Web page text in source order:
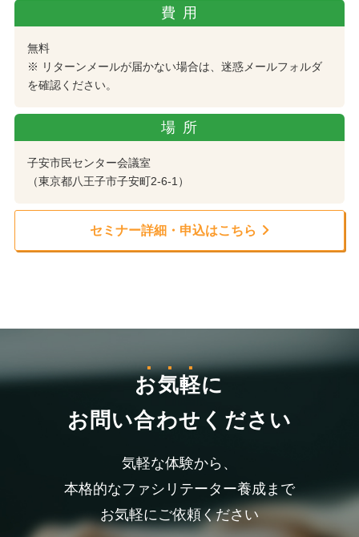
費用
無料
※ リターンメールが届かない場合は、迷惑メールフォルダ
を確認ください。
場所
子安市民センター会議室
（東京都八王子市子安町2-6-1）
セミナー詳細・申込はこちら
お気軽に
お問い合わせください
気軽な体験から、
本格的なファシリテーター養成まで
お気軽にご依頼ください